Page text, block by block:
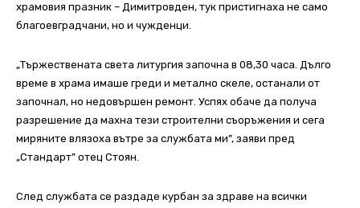
храмовия празник – Димитровден, тук пристигнаха не само
благоевградчани, но и чужденци.
„Тържествената света литургия започна в 08,30 часа. Дълго
време в храма имаше греди и метално скеле, останали от
започнал, но недовършен ремонт. Успях обаче да получа
разрешение да махна тези строителни съоръжения и сега
миряните влязоха вътре за службата ми”, заяви пред
„Стандарт” отец Стоян.
След службата се раздаде курбан за здраве на всички